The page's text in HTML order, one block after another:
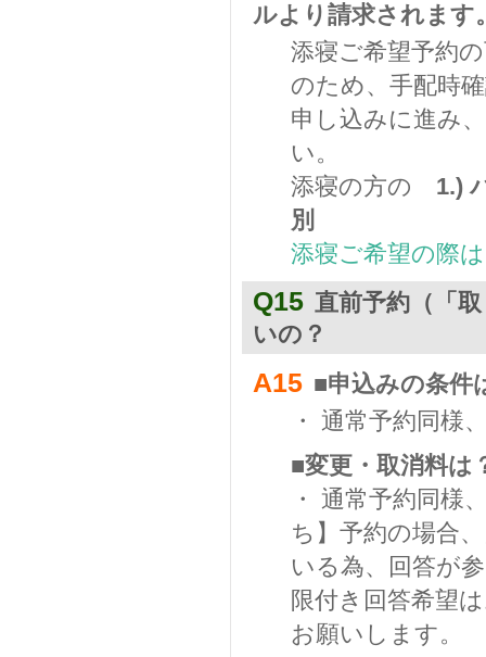
ルより請求されます
添寝ご希望予約
のため、手配時
申し込みに進み
い。
添寝の方の 1.)
別
添寝ご希望の際
Q15 直前予約（「
いの？
A15 ■申込みの条件
・ 通常予約同様
■変更・取消料は
・ 通常予約同様
ち】予約の場合
いる為、回答が
限付き回答希望
お願いします。